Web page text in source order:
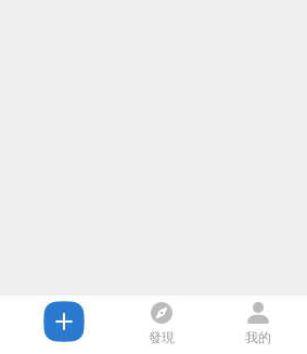
發現 我的